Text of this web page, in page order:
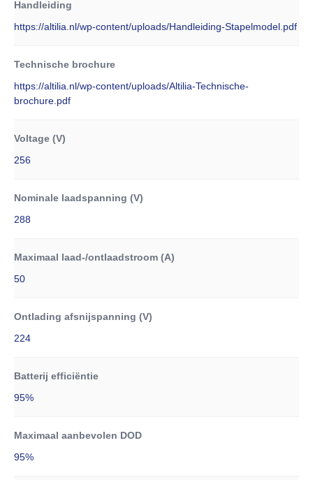
Handleiding
https://altilia.nl/wp-content/uploads/Handleiding-Stapelmodel.pdf
Technische brochure
https://altilia.nl/wp-content/uploads/Altilia-Technische-
brochure.pdf
Voltage (V)
256
Nominale laadspanning (V)
288
Maximaal laad-/ontlaadstroom (A)
50
Ontlading afsnijspanning (V)
224
Batterij efficiëntie
95%
Maximaal aanbevolen DOD
95%